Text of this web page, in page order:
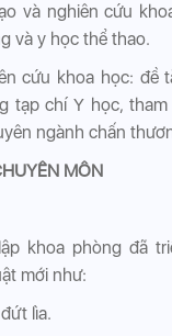
và nghiên cứu
và y học thể thao.
cứu khoa học: đề
tạp chí Y học,
ngành chấn
MÔN
khoa phòng đã
mới như:
lìa.